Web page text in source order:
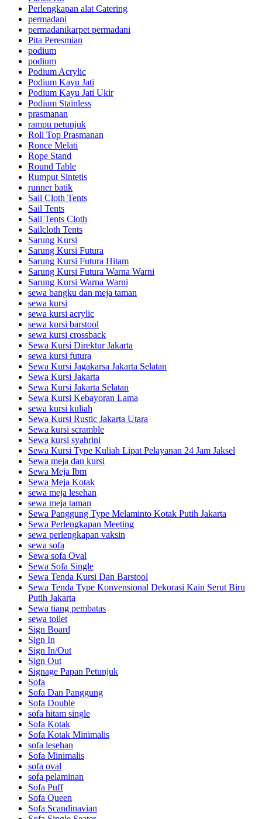
Perlengkapan alat Catering
permadani
permadanikarpet permadani
Pita Peresmian
podium
podium
Podium Acrylic
Podium Kayu Jati
Podium Kayu Jati Ukir
Podium Stainless
prasmanan
rampu petunjuk
Roll Top Prasmanan
Ronce Melati
Rope Stand
Round Table
Rumput Sintetis
runner batik
Sail Cloth Tents
Sail Tents
Sail Tents Cloth
Sailcloth Tents
Sarung Kursi
Sarung Kursi Futura
Sarung Kursi Futura Hitam
Sarung Kursi Futura Warna Warni
Sarung Kursi Warna Warni
sewa bangku dan meja taman
sewa kursi
sewa kursi acrylic
sewa kursi barstool
sewa kursi crossback
Sewa Kursi Direktur Jakarta
sewa kursi futura
Sewa Kursi Jagakarsa Jakarta Selatan
Sewa Kursi Jakarta
Sewa Kursi Jakarta Selatan
Sewa Kursi Kebayoran Lama
sewa kursi kuliah
Sewa Kursi Rustic Jakarta Utara
Sewa kursi scramble
Sewa kursi syahrini
Sewa Kursi Type Kuliah Lipat Pelayanan 24 Jam Jaksel
Sewa meja dan kursi
Sewa Meja Ibm
Sewa Meja Kotak
sewa meja lesehan
sewa meja taman
Sewa Panggung Type Melaminto Kotak Putih Jakarta
Sewa Perlengkapan Meeting
sewa perlengkapan vaksin
sewa sofa
Sewa sofa Oval
Sewa Sofa Single
Sewa Tenda Kursi Dan Barstool
Sewa Tenda Type Konvensional Dekorasi Kain Serut Biru
Putih Jakarta
Sewa tiang pembatas
sewa toilet
Sign Board
Sign In
Sign In/Out
Sign Out
Signage Papan Petunjuk
Sofa
Sofa Dan Panggung
Sofa Double
sofa hitam single
Sofa Kotak
Sofa Kotak Minimalis
sofa lesehan
Sofa Minimalis
sofa oval
sofa pelaminan
Sofa Puff
Sofa Queen
Sofa Scandinavian